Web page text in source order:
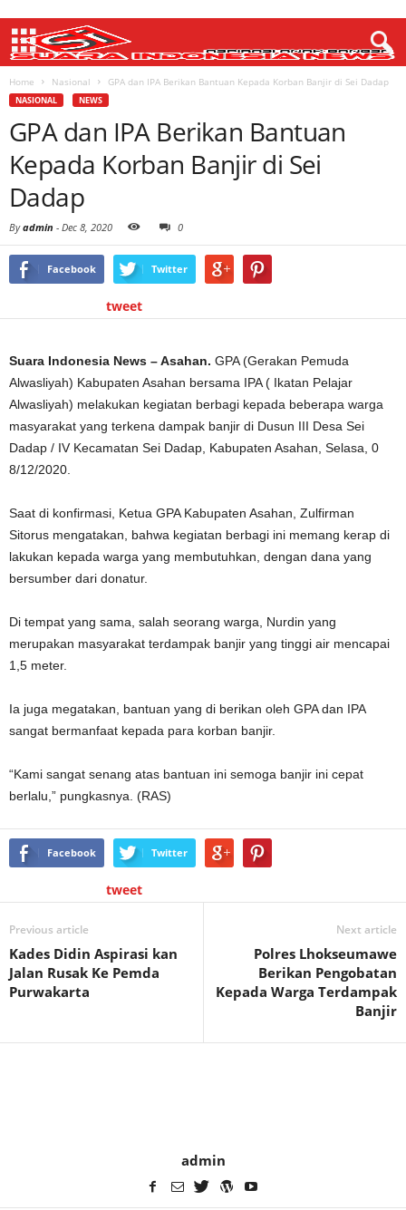
Home Nasional GPA dan IPA Berikan Bantuan Kepada Korban Banjir di Sei Dadap
NASIONAL NEWS
GPA dan IPA Berikan Bantuan
Kepada Korban Banjir di Sei
Dadap
Byadmin - Dec 8, 2020 0
Facebook Twitter
tweet
Suara Indonesia News – Asahan. GPA (Gerakan Pemuda
Alwasliyah) Kabupaten Asahan bersama IPA ( Ikatan Pelajar
Alwasliyah) melakukan kegiatan berbagi kepada beberapa warga
masyarakat yang terkena dampak banjir di Dusun III Desa Sei
Dadap / IV Kecamatan Sei Dadap, Kabupaten Asahan, Selasa, 0
8/12/2020.
Saat di konfirmasi, Ketua GPA Kabupaten Asahan, Zulfirman
Sitorus mengatakan, bahwa kegiatan berbagi ini memang kerap di
lakukan kepada warga yang membutuhkan, dengan dana yang
bersumber dari donatur.
Di tempat yang sama, salah seorang warga, Nurdin yang
merupakan masyarakat terdampak banjir yang tinggi air mencapai
1,5 meter.
Ia juga megatakan, bantuan yang di berikan oleh GPA dan IPA
sangat bermanfaat kepada para korban banjir.
“Kami sangat senang atas bantuan ini semoga banjir ini cepat
berlalu,” pungkasnya. (RAS)
Facebook Twitter
tweet
Previous article
Kades Didin Aspirasi kan
Jalan Rusak Ke Pemda
Purwakarta
Next article
Polres Lhokseumawe
Berikan Pengobatan
Kepada Warga Terdampak
Banjir
admin